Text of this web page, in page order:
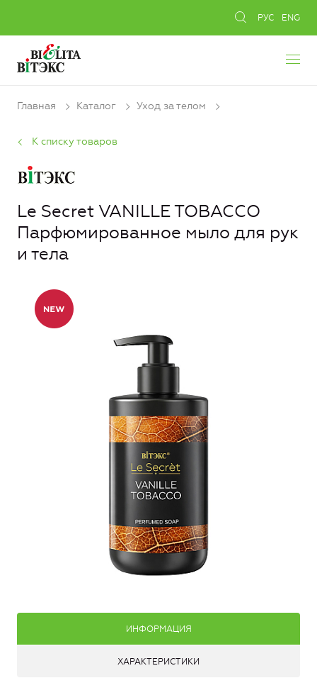
РУС ENG
Главная Каталог Уход за телом
К списку товаров
Le Secret VANILLE TOBACCO
Парфюмированное мыло для рук
и тела
ИНФОРМАЦИЯ
ХАРАКТЕРИСТИКИ